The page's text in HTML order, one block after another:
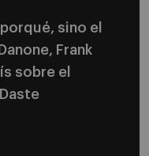
sino el
Frank
sobre el